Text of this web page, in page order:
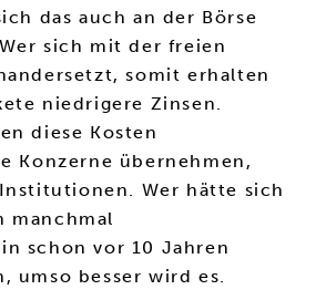
das auch an der Börse
sich mit der freien
somit erhalten
niedrigere Zinsen.
diese Kosten
Konzerne übernehmen,
Wer hätte sich
manchmal
schon vor 10 Jahren
umso besser wird es.